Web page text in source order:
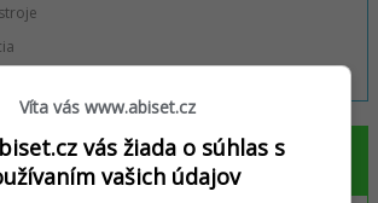
Profi
+ 12 € / mesačne
Víta vás www.abiset.cz
vás žiada o súhlas s
vašich údajov